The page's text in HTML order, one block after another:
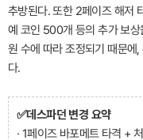
추방된다. 또한 2페이즈 해저
예 코인 500개 등의 추가 보
원 수에 따라 조정되기 때문에
다.
✅데스파던 변경 요약
· 1페이즈 바포메트 타격 +